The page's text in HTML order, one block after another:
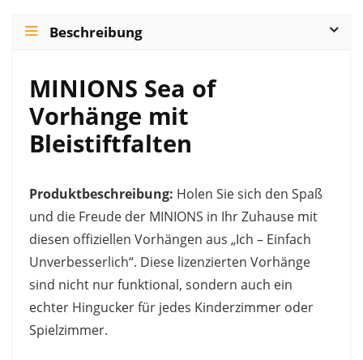
Beschreibung
MINIONS Sea of
Vorhänge mit
Bleistiftfalten
Produktbeschreibung: Holen Sie sich den Spaß
und die Freude der MINIONS in Ihr Zuhause mit
diesen offiziellen Vorhängen aus „Ich – Einfach
Unverbesserlich“. Diese lizenzierten Vorhänge
sind nicht nur funktional, sondern auch ein
echter Hingucker für jedes Kinderzimmer oder
Spielzimmer.